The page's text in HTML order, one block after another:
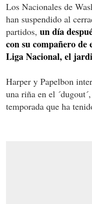
Los Nacionales de
han suspendido al
partidos, un día
con su compañero
Liga Nacional, el
Harper y Papelbon
una riña en el
temporada que ha